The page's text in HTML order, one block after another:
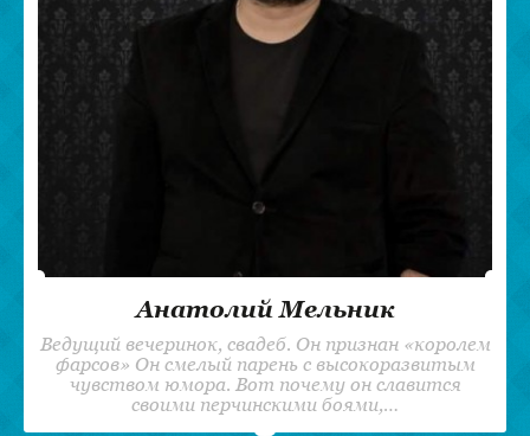
Анатолий Мельник
Ведущий вечеринок, свадеб. Он признан «королем
фарсов» Он смелый парень с высокоразвитым
чувством юмора. Вот почему он славится
своими перчинскими боями,…